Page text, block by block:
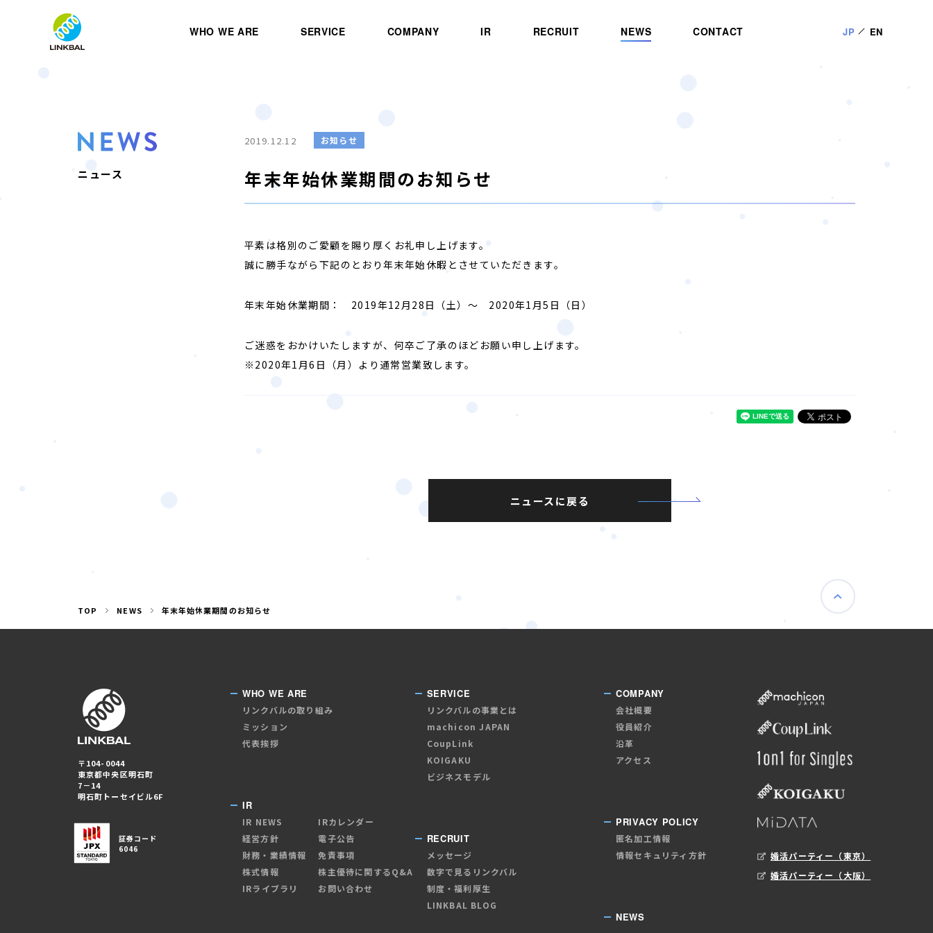
WHO WE ARE SERVICE COMPANY IR RECRUIT NEWS CONTACT JP EN
ニュース
2019.12.12 お知らせ
年末年始休業期間のお知らせ
平素は格別のご愛顧を賜り厚くお礼申し上げます。
誠に勝手ながら下記のとおり年末年始休暇とさせていただきます。
年末年始休業期間： 2019年12月28日（土）～ 2020年1月5日（日）
ご迷惑をおかけいたしますが、何卒ご了承のほどお願い申し上げます。
※2020年1月6日（月）より通常営業致します。
ニュースに戻る
TOP NEWS 年末年始休業期間のお知らせ
〒104-0044
東京都中央区明石町
7－14
明石町トーセイビル6F
証券コード
6046
WHO WE ARE
リンクバルの取り組み
ミッション
代表挨拶
IR
IR NEWS
経営方針
財務・業績情報
株式情報
IRライブラリ
IRカレンダー
電子公告
免責事項
株主優待に関するQ&A
お問い合わせ
SERVICE
リンクバルの事業とは
machicon JAPAN
CoupLink
KOIGAKU
ビジネスモデル
RECRUIT
メッセージ
数字で見るリンクバル
制度・福利厚生
LINKBAL BLOG
COMPANY
会社概要
役員紹介
沿革
アクセス
PRIVACY POLICY
匿名加工情報
情報セキュリティ方針
NEWS
婚活パーティー（東京）
婚活パーティー（大阪）